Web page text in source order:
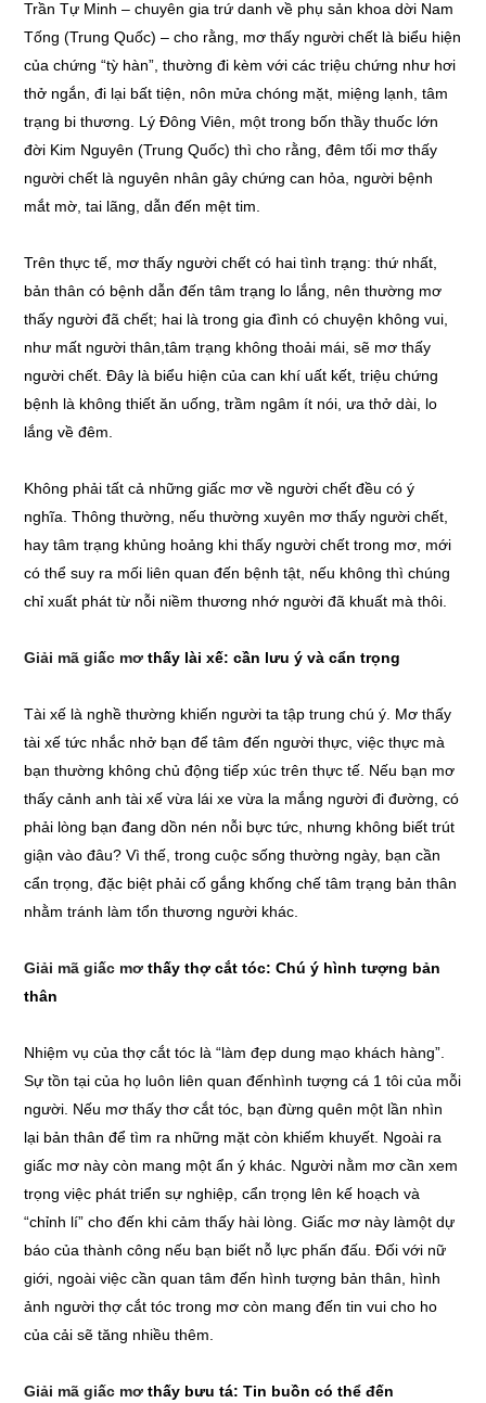
Trần Tự Minh – chuyên gia trứ danh về phụ sản khoa dời Nam
Tống (Trung Quốc) – cho rằng, mơ thấy người chết là biểu hiện
của chứng “tỳ hàn”, thường đi kèm với các triệu chứng như hơi
thở ngắn, đi lại bất tiện, nôn mửa chóng mặt, miệng lạnh, tâm
trạng bi thương. Lý Đông Viên, một trong bốn thầy thuốc lớn
đời Kim Nguyên (Trung Quốc) thì cho rằng, đêm tối mơ thấy
người chết là nguyên nhân gây chứng can hỏa, người bệnh
mắt mờ, tai lãng, dẫn đến mệt tim.
Trên thực tế, mơ thấy người chết có hai tình trạng: thứ nhất,
bản thân có bệnh dẫn đến tâm trạng lo lắng, nên thường mơ
thấy người đã chết; hai là trong gia đình có chuyện không vui,
như mất người thân,tâm trạng không thoải mái, sẽ mơ thấy
người chết. Đây là biểu hiện của can khí uất kết, triệu chứng
bệnh là không thiết ăn uống, trầm ngâm ít nói, ưa thở dài, lo
lắng về đêm.
Không phải tất cả những giấc mơ về người chết đều có ý
nghĩa. Thông thường, nếu thường xuyên mơ thấy người chết,
hay tâm trạng khủng hoảng khi thấy người chết trong mơ, mới
có thể suy ra mối liên quan đến bệnh tật, nếu không thì chúng
chỉ xuất phát từ nỗi niềm thương nhớ người đã khuất mà thôi.
Giải mã giấc mơthấy lài xế: cần lưu ý và cẩn trọng
Tài xế là nghề thường khiến người ta tập trung chú ý. Mơ thấy
tài xế tức nhắc nhở bạn để tâm đến người thực, việc thực mà
bạn thường không chủ động tiếp xúc trên thực tế. Nếu bạn mơ
thấy cảnh anh tài xế vừa lái xe vừa la mắng người đi đường, có
phải lòng bạn đang dồn nén nỗi bực tức, nhưng không biết trút
giận vào đâu? Vì thế, trong cuộc sống thường ngày, bạn cần
cẩn trọng, đặc biệt phải cố gắng khống chế tâm trạng bản thân
nhằm tránh làm tổn thương người khác.
Giải mã giấc mơthấy thợ cắt tóc: Chú ý hình tượng bản
thân
Nhiệm vụ của thợ cắt tóc là “làm đẹp dung mạo khách hàng”.
Sự tồn tại của họ luôn liên quan đếnhình tượng cá 1 tôi của mỗi
người. Nếu mơ thấy thơ cắt tóc, bạn đừng quên một lần nhìn
lại bản thân để tìm ra những mặt còn khiếm khuyết. Ngoài ra
giấc mơ này còn mang một ẩn ý khác. Người nằm mơ cần xem
trọng việc phát triển sự nghiệp, cẩn trọng lên kế hoạch và
“chỉnh lí” cho đến khi cảm thấy hài lòng. Giấc mơ này làmột dự
báo của thành công nếu bạn biết nỗ lực phấn đấu. Đối với nữ
giới, ngoài việc cần quan tâm đến hình tượng bản thân, hình
ảnh người thợ cắt tóc trong mơ còn mang đến tin vui cho ho
của cải sẽ tăng nhiều thêm.
Giải mã giấc mơthấy bưu tá: Tin buồn có thể đến